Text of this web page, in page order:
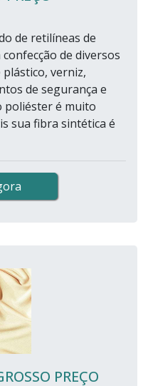
de retilíneas de
de diversos
verniz,
de segurança e
poliéster é muito
sua fibra sintética é
PREÇO